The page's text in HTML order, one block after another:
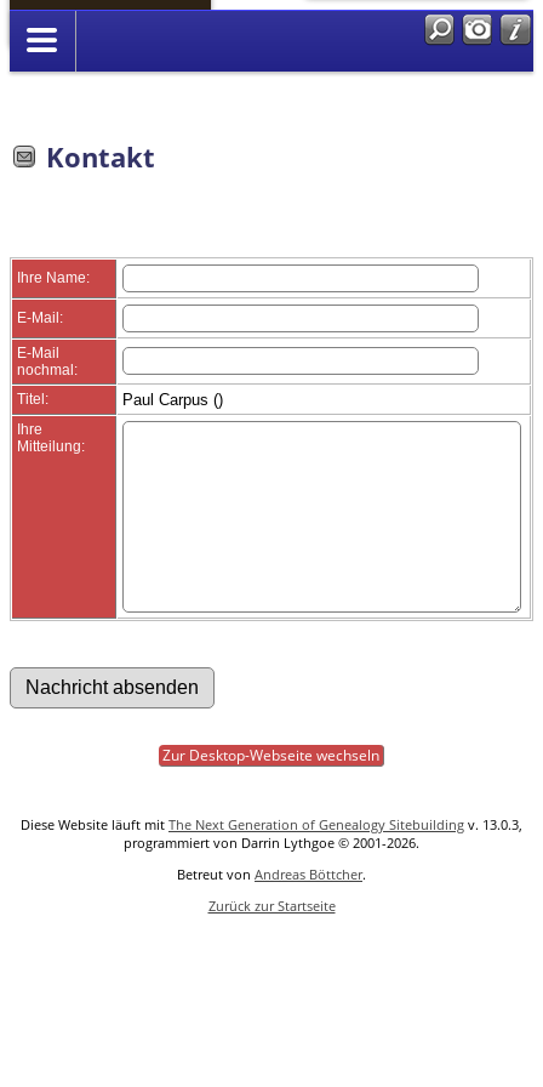
Anmelden
Kontakt
Ihre Name:
E-Mail:
E-Mail
nochmal:
Titel:
Paul Carpus ()
Ihre
Mitteilung:
Zur Desktop-Webseite wechseln
Diese Website läuft mit The Next Generation of Genealogy Sitebuilding v. 13.0.3,
programmiert von Darrin Lythgoe © 2001-2026.
Betreut von Andreas Böttcher.
Zurück zur Startseite